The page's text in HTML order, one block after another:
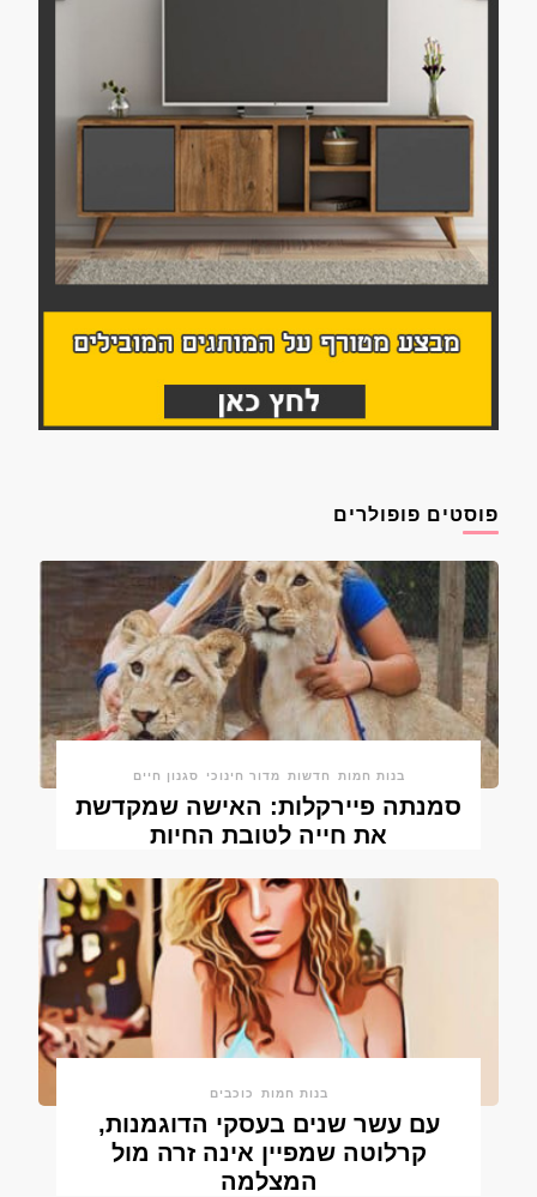
פוסטים פופולרים
בנות חמות חדשות מדור חינוכי סגנון חיים
סמנתה פיירקלות: האישה שמקדשת
את חייה לטובת החיות
בנות חמות כוכבים
עם עשר שנים בעסקי הדוגמנות,
קרלוטה שמפיין אינה זרה מול
המצלמה